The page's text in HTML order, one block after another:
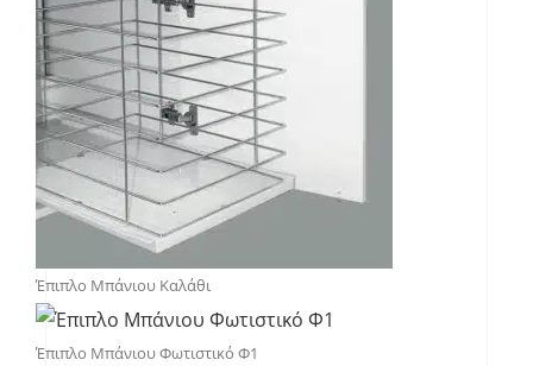
Έπιπλο Μπάνιου Καλάθι
Έπιπλο Μπάνιου Φωτιστικό Φ1